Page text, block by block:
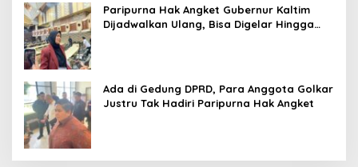
Paripurna Hak Angket Gubernur Kaltim
Dijadwalkan Ulang, Bisa Digelar Hingga
Ada di Gedung DPRD, Para Anggota Golkar
Justru Tak Hadiri Paripurna Hak Angket